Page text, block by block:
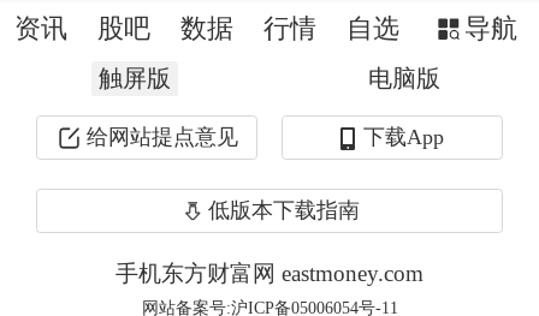
排名第二，主力净买入13.63亿元。
主力净卖出个股中， 胜宏科技排名第
一，主力净卖出47.75亿元；工业富联
排名第二，主力净卖出41.80亿元。
资讯 股吧 数据 行情 自选 导航
触屏版 电脑版
给网站提点意见 下载App
低版本下载指南
手机东方财富网 eastmoney.com
网站备案号:沪ICP备05006054号-11